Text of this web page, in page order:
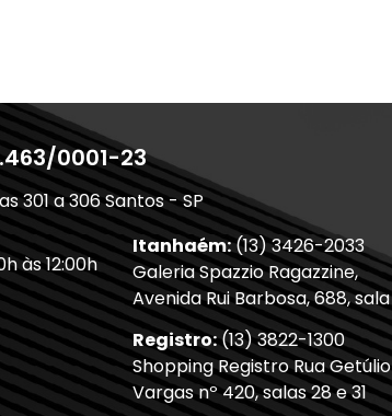
0001-23
301 a 306 Santos - SP
às 12:00h
Itanhaém:(13) 3426-2033
Galeria Spazzio Ragazzine,
Avenida Rui Barbosa, 688, sala
Registro:(13) 3822-1300
Shopping Registro Rua Getúlio
Vargas nº 420, salas 28 e 31